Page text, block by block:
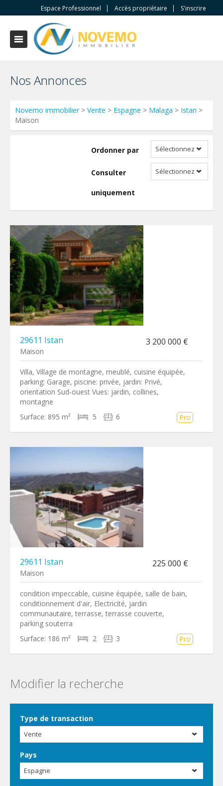
Espace Professionnel Accès propriètaire S'inscrire
Nos Annonces
Novemo immobilier> Vente > Espagne > Malaga > Istan >
Maison
Ordonner par Sélectionnez
Consulter
uniquement
Sélectionnez
29611 Istan 3 200 000 €
Maison
Villa, Village de montagne, meublé, cuisine équipée,
parking: Garage, piscine: privée, jardin: Privé,
orientation Sud-ouest Vues: jardin, collines,
montagne
Surface: 895 m² 5 6 Pro
29611 Istan 225 000 €
Maison
condition impeccable, cuisine équipée, salle de bain,
conditionnement d'air, Electricité, jardin
communautaire, terrasse, terrasse couverte,
parking souterra
Surface: 186 m² 2 3 Pro
Modifier la recherche
Type de transaction
Vente
Pays
Espagne